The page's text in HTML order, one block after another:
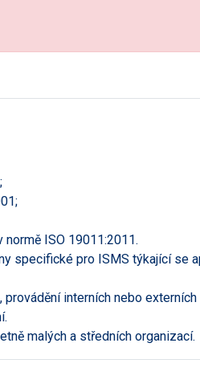
ISO 19011:2011.
specifické pro ISMS týkající se
interních nebo externích
malých a středních organizací.